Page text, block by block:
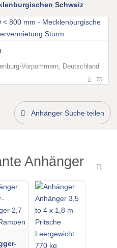
Schweiz
Vorpommern, Deutschland
75
Anhänger Suche teilen
Anhänger